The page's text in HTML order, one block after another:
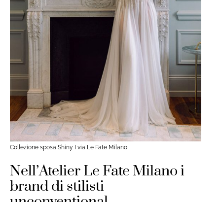
Collezione sposa Shiny I via Le Fate Milano
Nell’Atelier Le Fate Milano i
brand di stilisti